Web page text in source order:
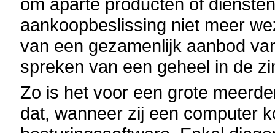
aankoopbeslissing niet meer
van een gezamenlijk aanbod
spreken van een geheel in de
Zo is het voor een grote
dat, wanneer zij een computer